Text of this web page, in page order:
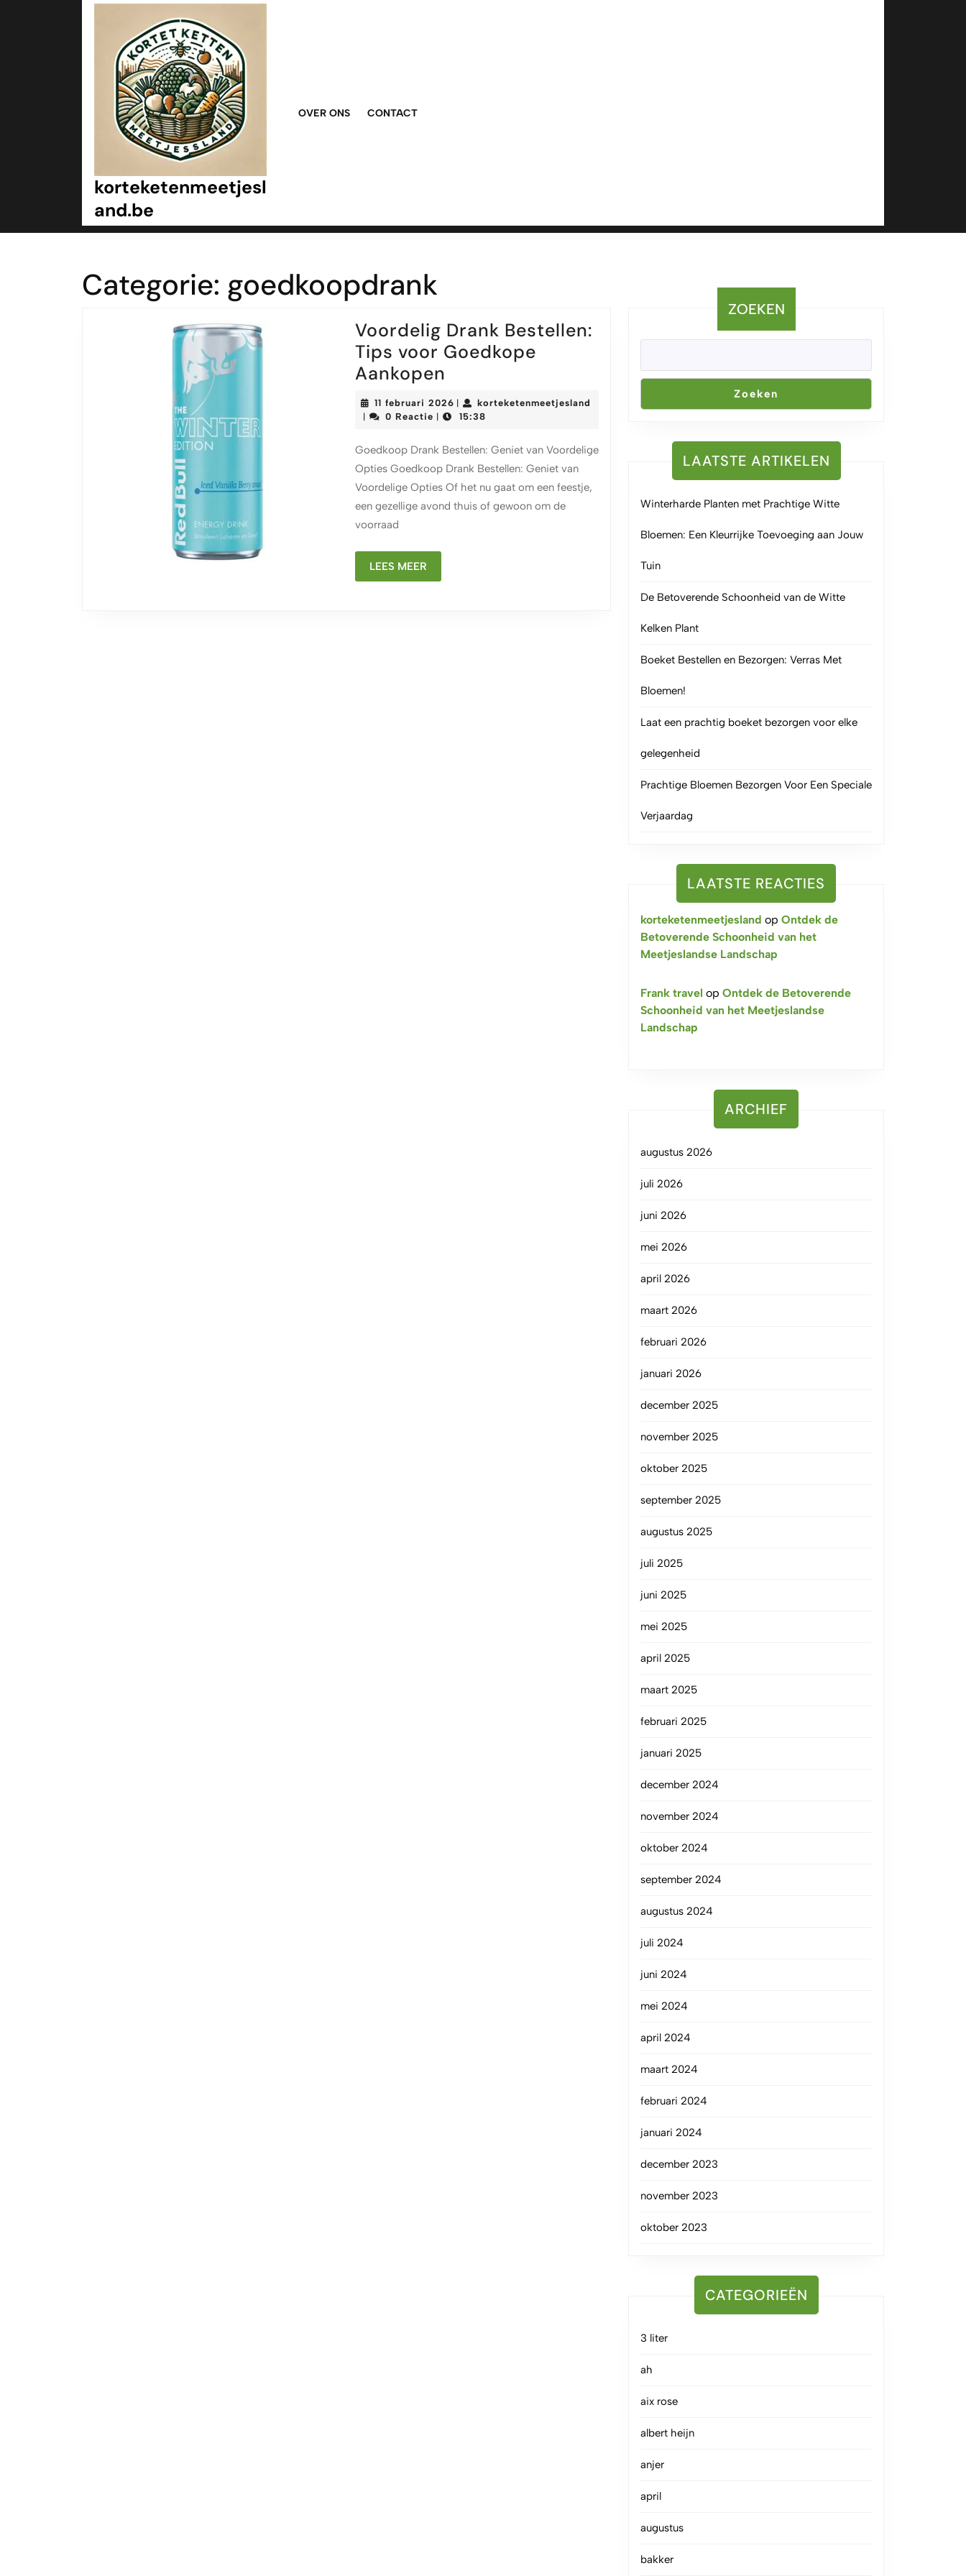
korteketenmeetjesl
and.be
OVER ONS CONTACT
Categorie: goedkoopdrank
Voordelig Drank Bestellen:
Tips voor Goedkope
Aankopen
Drank
Bestellen:
voor
Goedkope
Aankopen
11 februari 2026 11
februari
korteketenmeetjesland
korteketenmeetjesland
0 Reactie 15:38
Goedkoop Drank Bestellen: Geniet van Voordelige
Opties Goedkoop Drank Bestellen: Geniet van
Voordelige Opties Of het nu gaat om een feestje,
een gezellige avond thuis of gewoon om de
voorraad
LEES MEER
MEER
ZOEKEN
Zoeken
LAATSTE ARTIKELEN
Winterharde Planten met Prachtige Witte
Bloemen: Een Kleurrijke Toevoeging aan Jouw
Tuin
De Betoverende Schoonheid van de Witte
Kelken Plant
Boeket Bestellen en Bezorgen: Verras Met
Bloemen!
Laat een prachtig boeket bezorgen voor elke
gelegenheid
Prachtige Bloemen Bezorgen Voor Een Speciale
Verjaardag
LAATSTE REACTIES
korteketenmeetjesland op Ontdek de
Betoverende Schoonheid van het
Meetjeslandse Landschap
Frank travel op Ontdek de Betoverende
Schoonheid van het Meetjeslandse
Landschap
ARCHIEF
augustus 2026
juli 2026
juni 2026
mei 2026
april 2026
maart 2026
februari 2026
januari 2026
december 2025
november 2025
oktober 2025
september 2025
augustus 2025
juli 2025
juni 2025
mei 2025
april 2025
maart 2025
februari 2025
januari 2025
december 2024
november 2024
oktober 2024
september 2024
augustus 2024
juli 2024
juni 2024
mei 2024
april 2024
maart 2024
februari 2024
januari 2024
december 2023
november 2023
oktober 2023
CATEGORIEËN
3 liter
ah
aix rose
albert heijn
anjer
april
augustus
bakker